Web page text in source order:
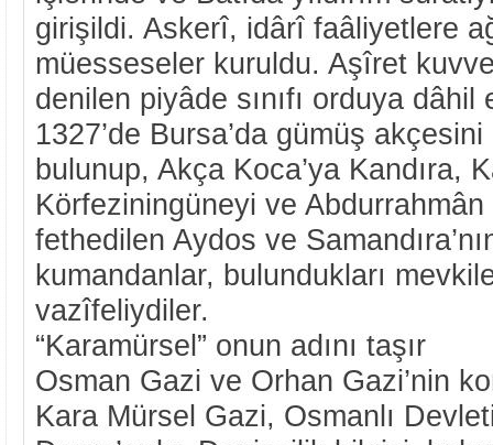
girişildi. Askerî, idârî faâliyetlere
müesseseler kuruldu. Aşîret
denilen piyâde sınıfı orduya
1327’de Bursa’da gümüş
bulunup, Akça Koca’ya Kandıra,
Körfeziningüneyi ve Abdurrahmân
fethedilen Aydos ve
kumandanlar, bulundukları
vazîfeliydiler.
“Karamürsel” onun adını taşır
Osman Gazi ve Orhan Gazi’nin
Kara Mürsel Gazi, Osmanlı